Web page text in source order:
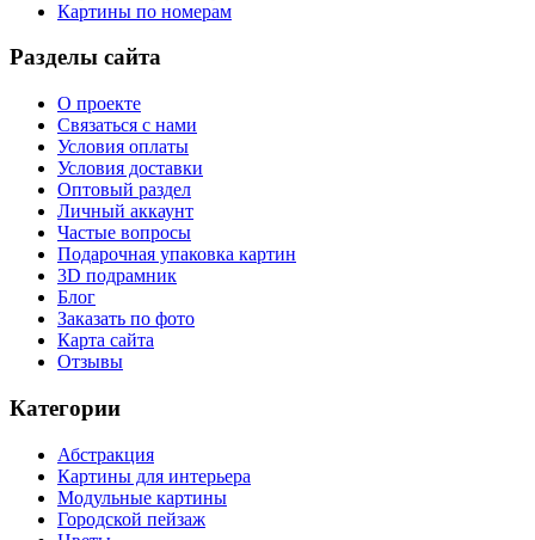
Картины по номерам
Разделы сайта
О проекте
Связаться с нами
Условия оплаты
Условия доставки
Оптовый раздел
Личный аккаунт
Частые вопросы
Подарочная упаковка картин
3D подрамник
Блог
Заказать по фото
Карта сайта
Отзывы
Категории
Абстракция
Картины для интерьера
Модульные картины
Городской пейзаж